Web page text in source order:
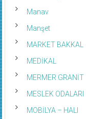
Manav
Manşet
MARKET BAKKAL
MEDİKAL
MERMER GRANİT
MESLEK ODALARI
MOBİLYA – HALI